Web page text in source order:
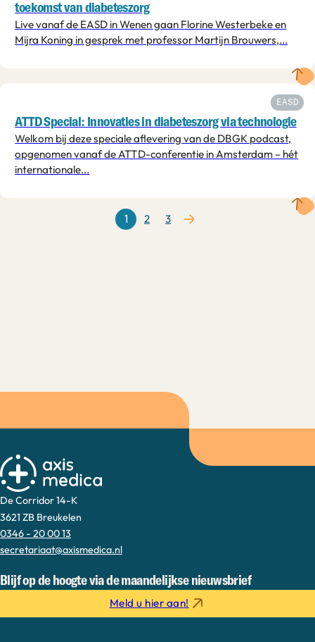
toekomst van diabeteszorg
Live vanaf de EASD in Wenen gaan Florine Westerbeke en
Mijra Koning in gesprek met professor Martijn Brouwers,...
EASD
ATTD Special: Innovaties in diabeteszorg via technologie
Welkom bij deze speciale aflevering van de DBGK podcast,
opgenomen vanaf de ATTD-conferentie in Amsterdam – hét
internationale...
1 2 3
De Corridor 14-K
3621 ZB Breukelen
0346 - 20 00 13
secretariaat@axismedica.nl
Blijf op de hoogte via de maandelijkse nieuwsbrief
Meld u hier aan!